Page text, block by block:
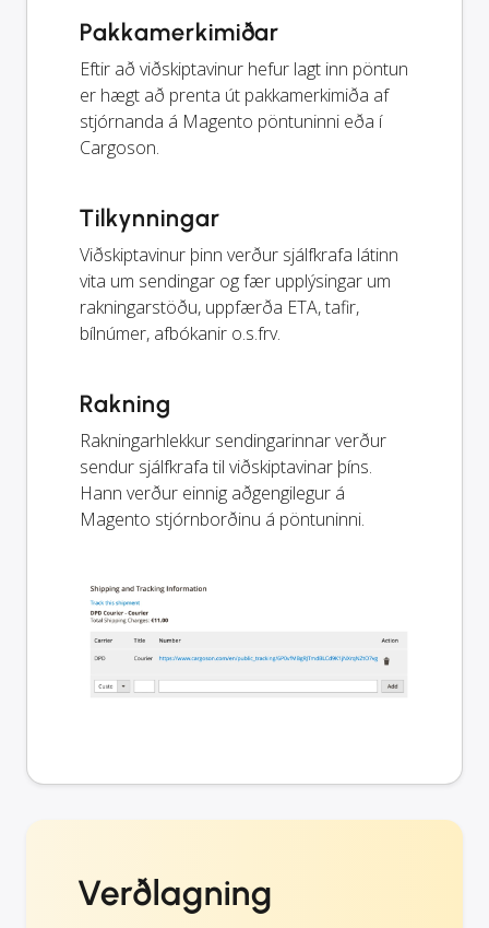
Pakkamerkimiðar
Eftir að viðskiptavinur hefur lagt inn pöntun
er hægt að prenta út pakkamerkimiða af
stjórnanda á Magento pöntuninni eða í
Cargoson.
Tilkynningar
Viðskiptavinur þinn verður sjálfkrafa látinn
vita um sendingar og fær upplýsingar um
rakningarstöðu, uppfærða ETA, tafir,
bílnúmer, afbókanir o.s.frv.
Rakning
Rakningarhlekkur sendingarinnar verður
sendur sjálfkrafa til viðskiptavinar þíns.
Hann verður einnig aðgengilegur á
Magento stjórnborðinu á pöntuninni.
Verðlagning